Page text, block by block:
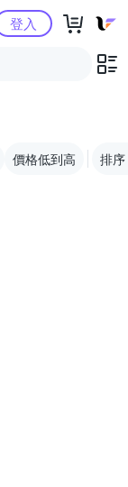
心
登入
價格低到高 排序